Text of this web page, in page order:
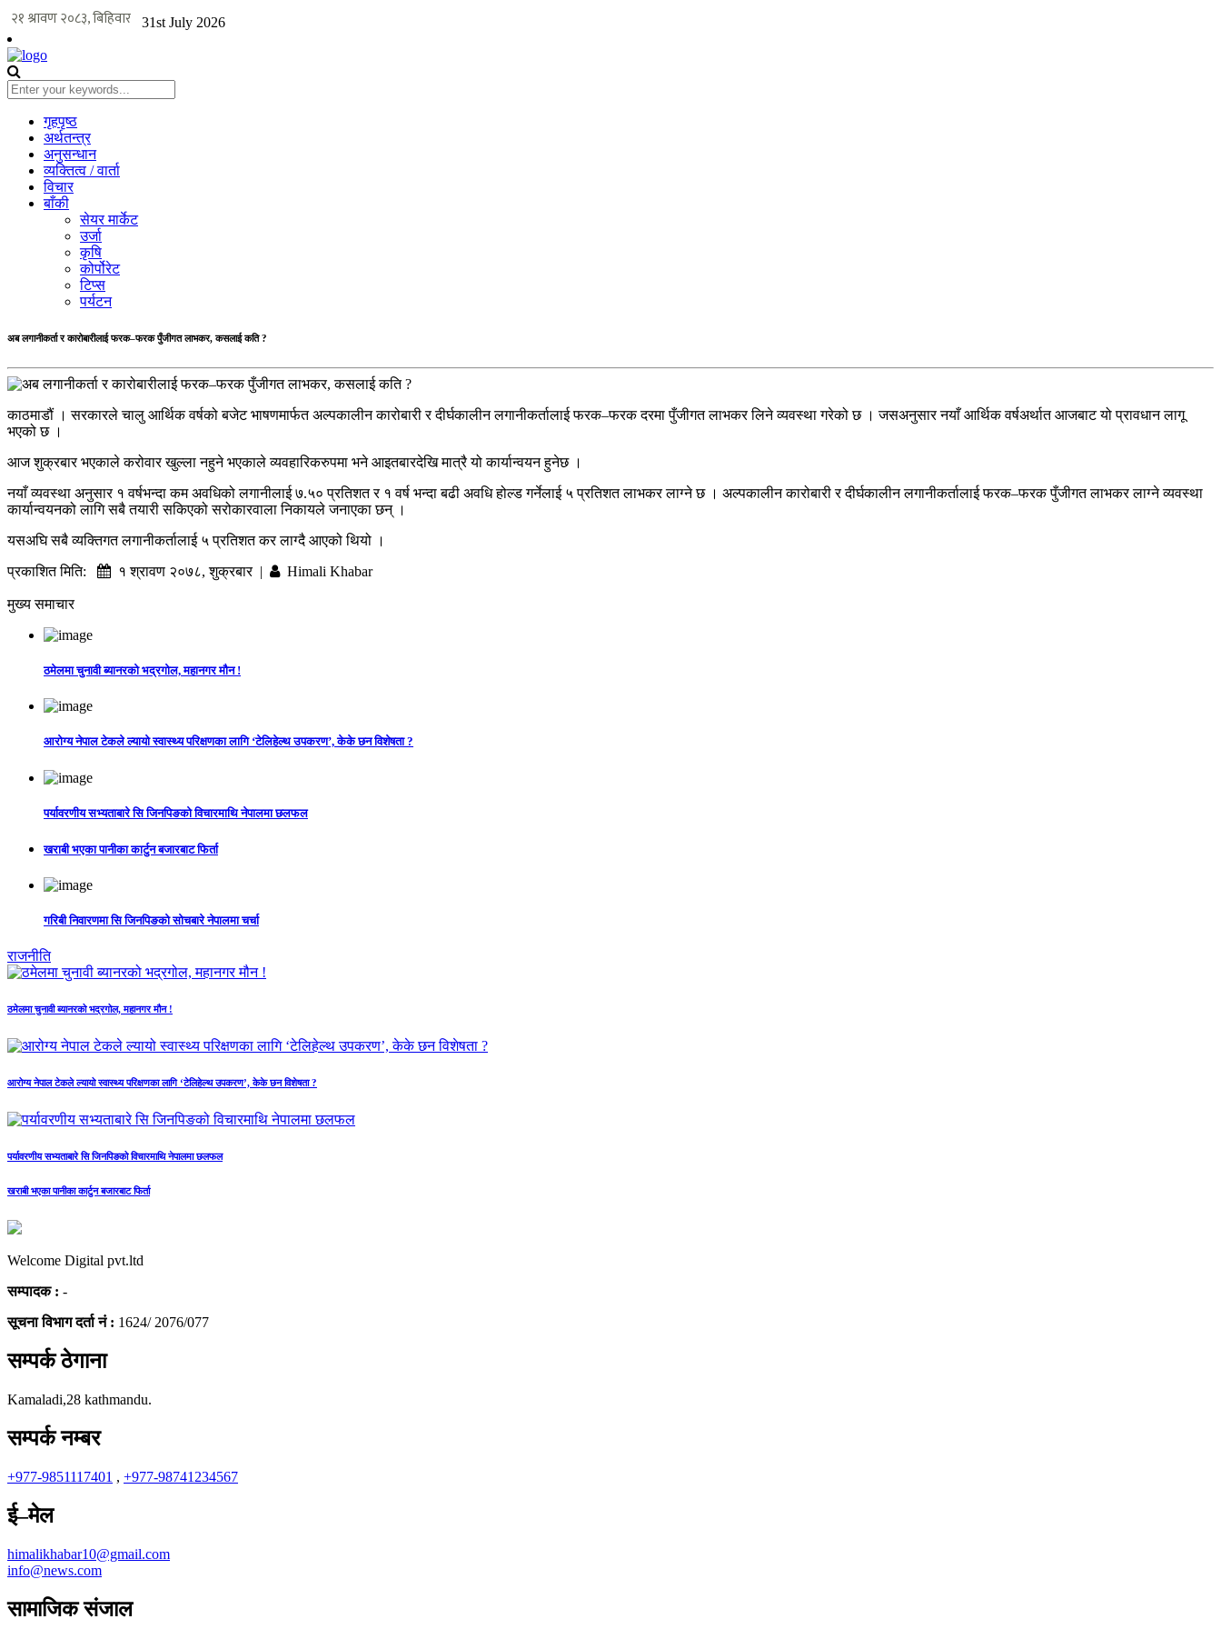
31st July 2026
गृहपृष्ठ
अर्थतन्त्र
अनुसन्धान
व्यक्तित्व / वार्ता
विचार
बाँकी
सेयर मार्केट
उर्जा
कृषि
कोर्पोरेट
टिप्स
पर्यटन
अब लगानीकर्ता र कारोबारीलाई फरक–फरक पुँजीगत लाभकर, कसलाई कति ?
काठमाडौं । सरकारले चालु आर्थिक वर्षको बजेट भाषणमार्फत अल्पकालीन कारोबारी र दीर्घकालीन लगानीकर्तालाई फरक–फरक दरमा पुँजीगत लाभकर लिने व्यवस्था गरेको छ । जसअनुसार नयाँ आर्थिक वर्षअर्थात आजबाट यो प्रावधान लागू
भएको छ ।
आज शुक्रबार भएकाले करोवार खुल्ला नहुने भएकाले व्यवहारिकरुपमा भने आइतबारदेखि मात्रै यो कार्यान्वयन हुनेछ ।
नयाँ व्यवस्था अनुसार १ वर्षभन्दा कम अवधिको लगानीलाई ७.५० प्रतिशत र १ वर्ष भन्दा बढी अवधि होल्ड गर्नेलाई ५ प्रतिशत लाभकर लाग्ने छ । अल्पकालीन कारोबारी र दीर्घकालीन लगानीकर्तालाई फरक–फरक पुँजीगत लाभकर लाग्ने व्यवस्था
कार्यान्वयनको लागि सबै तयारी सकिएको सरोकारवाला निकायले जनाएका छन् ।
यसअघि सबै व्यक्तिगत लगानीकर्तालाई ५ प्रतिशत कर लाग्दै आएको थियो ।
प्रकाशित मिति:
१ श्रावण २०७८, शुक्रबार | Himali Khabar
मुख्य समाचार
ठमेलमा चुनावी ब्यानरको भद्रगोल, महानगर मौन !
आरोग्य नेपाल टेकले ल्यायो स्वास्थ्य परिक्षणका लागि ‘टेलिहेल्थ उपकरण’, केके छन विशेषता ?
पर्यावरणीय सभ्यताबारे सि जिनपिङको विचारमाथि नेपालमा छलफल
खराबी भएका पानीका कार्टुन बजारबाट फिर्ता
गरिबी निवारणमा सि जिनपिङको सोचबारे नेपालमा चर्चा
राजनीति
ठमेलमा चुनावी ब्यानरको भद्रगोल, महानगर मौन !
आरोग्य नेपाल टेकले ल्यायो स्वास्थ्य परिक्षणका लागि ‘टेलिहेल्थ उपकरण’, केके छन विशेषता ?
पर्यावरणीय सभ्यताबारे सि जिनपिङको विचारमाथि नेपालमा छलफल
खराबी भएका पानीका कार्टुन बजारबाट फिर्ता
Welcome Digital pvt.ltd
सम्पादक : -
सूचना विभाग दर्ता नं : 1624/ 2076/077
सम्पर्क ठेगाना
Kamaladi,28 kathmandu.
सम्पर्क नम्बर
+977-9851117401 , +977-98741234567
ई–मेल
himalikhabar10@gmail.com
info@news.com
सामाजिक संजाल